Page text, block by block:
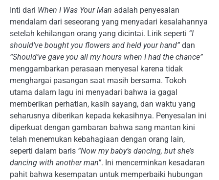
Inti dari When I Was Your Man adalah penyesalan
mendalam dari seseorang yang menyadari kesalahannya
setelah kehilangan orang yang dicintai. Lirik seperti “I
should’ve bought you flowers and held your hand” dan
“Should’ve gave you all my hours when I had the chance”
menggambarkan perasaan menyesal karena tidak
menghargai pasangan saat masih bersama. Tokoh
utama dalam lagu ini menyadari bahwa ia gagal
memberikan perhatian, kasih sayang, dan waktu yang
seharusnya diberikan kepada kekasihnya. Penyesalan ini
diperkuat dengan gambaran bahwa sang mantan kini
telah menemukan kebahagiaan dengan orang lain,
seperti dalam baris “Now my baby’s dancing, but she’s
dancing with another man”. Ini mencerminkan kesadaran
pahit bahwa kesempatan untuk memperbaiki hubungan